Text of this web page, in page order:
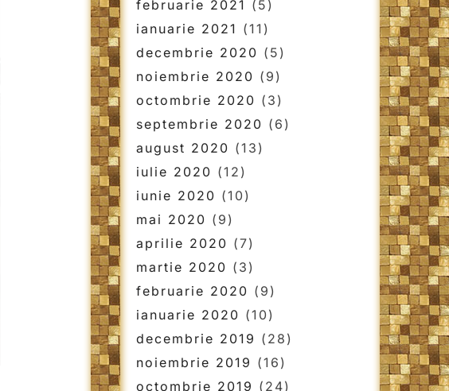
februarie 2021 (5)
ianuarie 2021 (11)
decembrie 2020 (5)
noiembrie 2020 (9)
octombrie 2020 (3)
septembrie 2020 (6)
august 2020 (13)
iulie 2020 (12)
iunie 2020 (10)
mai 2020 (9)
aprilie 2020 (7)
martie 2020 (3)
februarie 2020 (9)
ianuarie 2020 (10)
decembrie 2019 (28)
noiembrie 2019 (16)
octombrie 2019 (24)